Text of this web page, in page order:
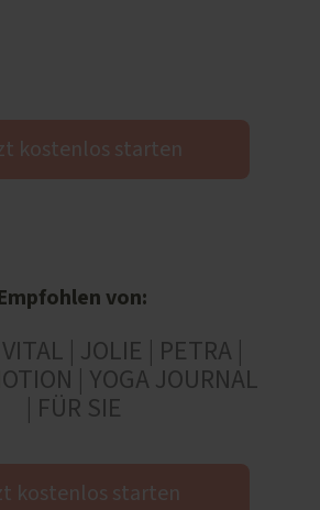
kostenlos starten
von:
| JOLIE | PETRA |
| YOGA JOURNAL
| FÜR SIE
kostenlos starten